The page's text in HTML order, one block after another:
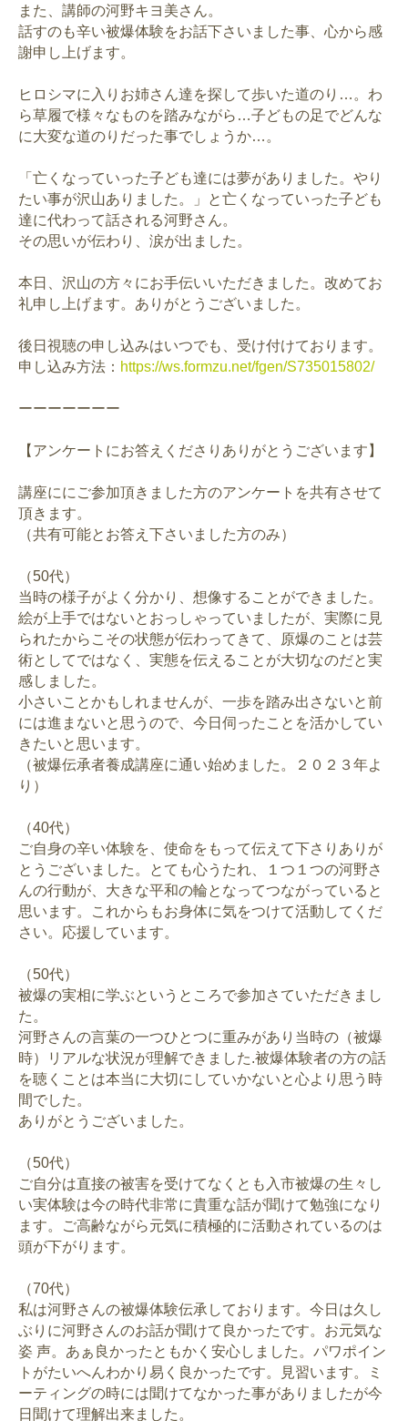
また、講師の河野キヨ美さん。
話すのも辛い被爆体験をお話下さいました事、心から感
謝申し上げます。
ヒロシマに入りお姉さん達を探して歩いた道のり…。わ
ら草履で様々なものを踏みながら…子どもの足でどんな
に大変な道のりだった事でしょうか…。
「亡くなっていった子ども達には夢がありました。やり
たい事が沢山ありました。」と亡くなっていった子ども
達に代わって話される河野さん。
その思いが伝わり、涙が出ました。
本日、沢山の方々にお手伝いいただきました。改めてお
礼申し上げます。ありがとうございました。
後日視聴の申し込みはいつでも、受け付けております。
申し込み方法： https://ws.formzu.net/fgen/S735015802/
ーーーーーーー
【アンケートにお答えくださりありがとうございます】
講座ににご参加頂きました方のアンケートを共有させて
頂きます。
（共有可能とお答え下さいました方のみ）
（50代）
当時の様子がよく分かり、想像することができました。
絵が上手ではないとおっしゃっていましたが、実際に見
られたからこその状態が伝わってきて、原爆のことは芸
術としてではなく、実態を伝えることが大切なのだと実
感しました。
小さいことかもしれませんが、一歩を踏み出さないと前
には進まないと思うので、今日伺ったことを活かしてい
きたいと思います。
（被爆伝承者養成講座に通い始めました。２０２３年よ
り）
（40代）
ご自身の辛い体験を、使命をもって伝えて下さりありが
とうございました。とても心うたれ、１つ１つの河野さ
んの行動が、大きな平和の輪となってつながっていると
思います。これからもお身体に気をつけて活動してくだ
さい。応援しています。
（50代）
被爆の実相に学ぶというところで参加さていただきまし
た。
河野さんの言葉の一つひとつに重みがあり当時の（被爆
時）リアルな状況が理解できました.被爆体験者の方の話
を聴くことは本当に大切にしていかないと心より思う時
間でした。
ありがとうございました。
（50代）
ご自分は直接の被害を受けてなくとも入市被爆の生々し
い実体験は今の時代非常に貴重な話が聞けて勉強になり
ます。ご高齢ながら元気に積極的に活動されているのは
頭が下がります。
（70代）
私は河野さんの被爆体験伝承しております。今日は久し
ぶりに河野さんのお話が聞けて良かったです。お元気な
姿 声。あぁ良かったともかく安心しました。パワポイン
トがたいへんわかり易く良かったです。見習います。ミ
ーティングの時には聞けてなかった事がありましたが今
日聞けて理解出来ました。